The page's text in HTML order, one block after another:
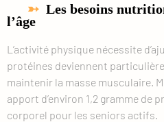
Les besoins
l’âge
L’activité physique nécessite
protéines deviennent
maintenir la masse musculaire.
apport d’environ 1,2 gramme de
corporel pour les seniors actifs.